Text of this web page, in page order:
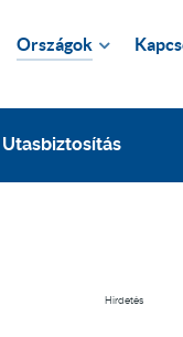
Országok
Utasbiztosítás
Hirdetés